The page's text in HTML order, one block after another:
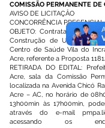
COMISSÃO PERMANENTE DE
AVISO DE LICITAÇÂO
CONCORRÊNCIA
OBJETO: Contratação de
Construção de Unidade
Centro de Saúde Vila do
Acre, referente a Proposta
RETIRADA DO EDITAL:
Acre, sala da Comissão
localizada na Avenida Chicó
Acre – AC, no horário de
13h00min às 17h00min,
através do e-mail
acessando os